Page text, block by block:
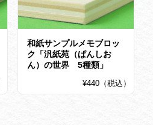
和紙サンプルメモブロッ
ク「汎紙苑（ぱんしお
ん）の世界 5種類」
¥440（税込）